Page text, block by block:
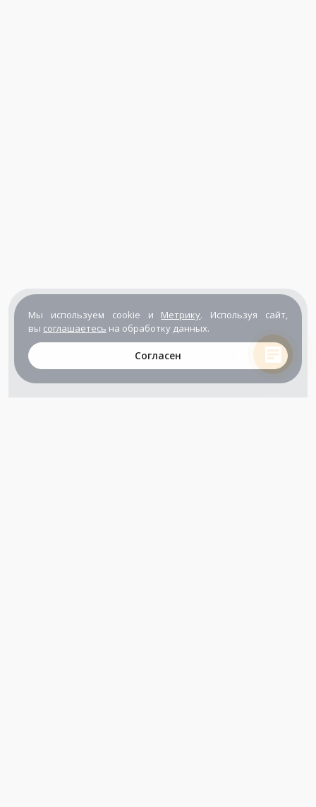
Мы используем cookie и Метрику. Используя сайт,
вы соглашаетесь на обработку данных.
Согласен